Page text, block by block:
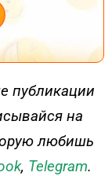
публикации
на
любишь
, Telegram.